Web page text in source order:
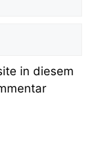
in diesem